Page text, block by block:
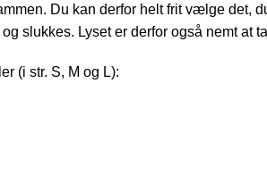
Du kan derfor helt frit vælge det,
slukkes. Lyset er derfor også nemt at
(i str. S, M og L):